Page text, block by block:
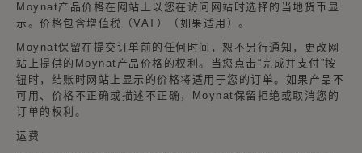
Moynat产品价格在网站上以您在访问网站时选择的当地货币显
示。价格包含增值税（VAT）（如果适用）。
Moynat保留在提交订单前的任何时间，恕不另行通知，更改网
站上提供的Moynat产品价格的权利。当您点击“完成并支付”按
钮时，结账时网站上显示的价格将适用于您的订单。如果产品不
可用、价格不正确或描述不正确，Moynat保留拒绝或取消您的
订单的权利。
运费